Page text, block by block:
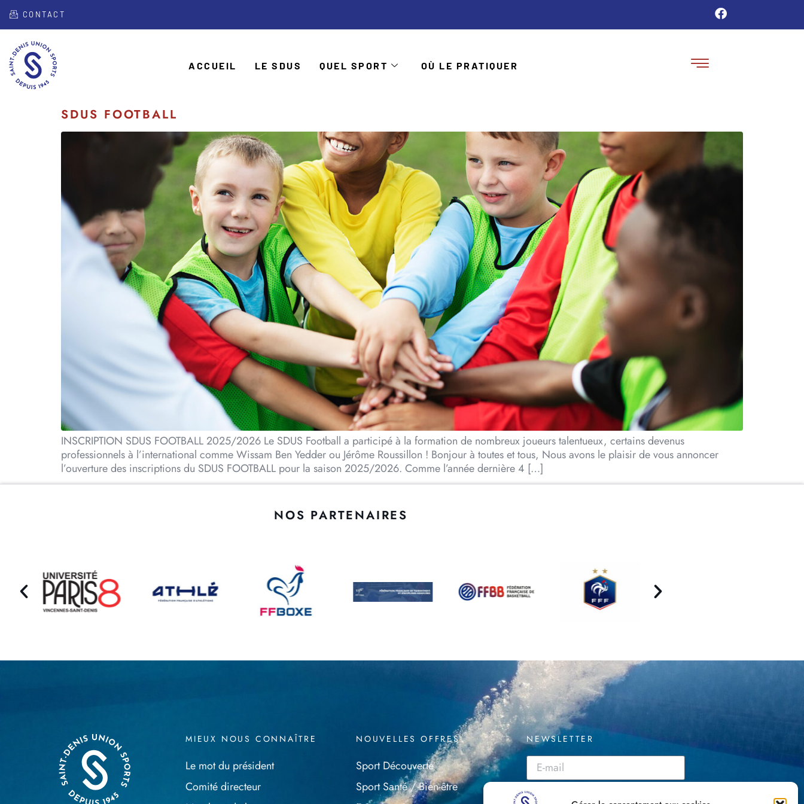
CONTACT
ACCUEIL LE SDUS QUEL SPORT OÙ LE PRATIQUER
SDUS FOOTBALL
INSCRIPTION SDUS FOOTBALL 2025/2026 Le SDUS Football a participé à la formation de nombreux joueurs talentueux, certains devenus
professionnels à l’international comme Wissam Ben Yedder ou Jérôme Roussillon ! Bonjour à toutes et tous, Nous avons le plaisir de vous annoncer
l’ouverture des inscriptions du SDUS FOOTBALL pour la saison 2025/2026. Comme l’année dernière 4 […]
NOS PARTENAIRES
MIEUX NOUS CONNAÎTRE
Le mot du président
Comité directeur
NOUVELLES OFFRES
Sport Découverte
Sport Santé / Bien-être
NEWSLETTER